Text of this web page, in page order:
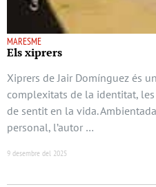
MARESME
Els xiprers
Xiprers de Jair Domínguez és
complexitats de la identitat,
de sentit en la vida.
personal, l’autor …
9 desembre del 2025